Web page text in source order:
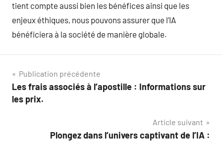
tient compte aussi bien les bénéfices ainsi que les
enjeux éthiques, nous pouvons assurer que l’IA
bénéficiera à la société de manière globale.
Navigation
de
Publication précédente
Les frais associés à l’apostille : Informations sur
les prix.
Article suivant
Plongez dans l’univers captivant de l’IA :